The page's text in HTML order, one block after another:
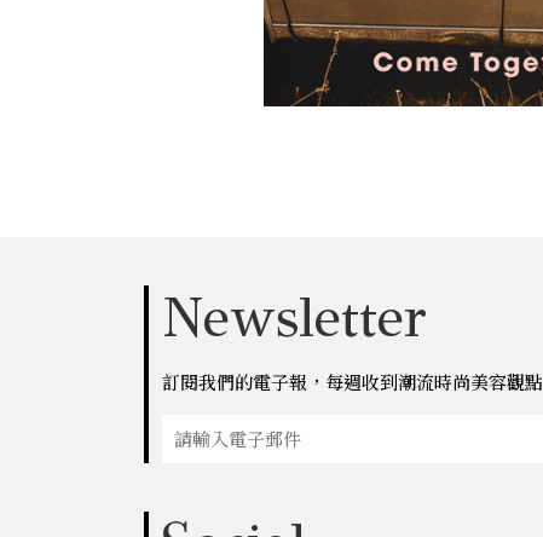
Newsletter
訂閱我們的電子報，每週收到潮流時尚美容觀點